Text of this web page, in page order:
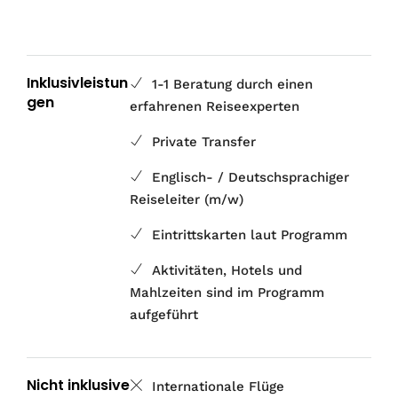
Inklusivleistun
gen
1-1 Beratung durch einen
erfahrenen Reiseexperten
Private Transfer
Englisch- / Deutschsprachiger
Reiseleiter (m/w)
Eintrittskarten laut Programm
Aktivitäten, Hotels und
Mahlzeiten sind im Programm
aufgeführt
Nicht inklusive Internationale Flüge